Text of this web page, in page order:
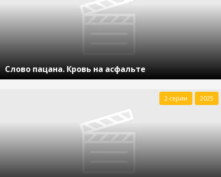
Слово пацана. Кровь на асфальте
2 серии 2025